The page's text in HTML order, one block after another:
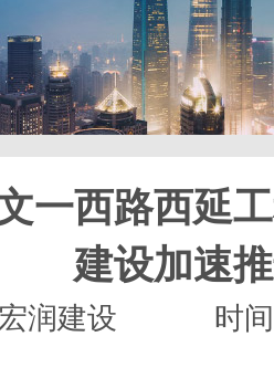
一西路西延
建设加速
润建设 时